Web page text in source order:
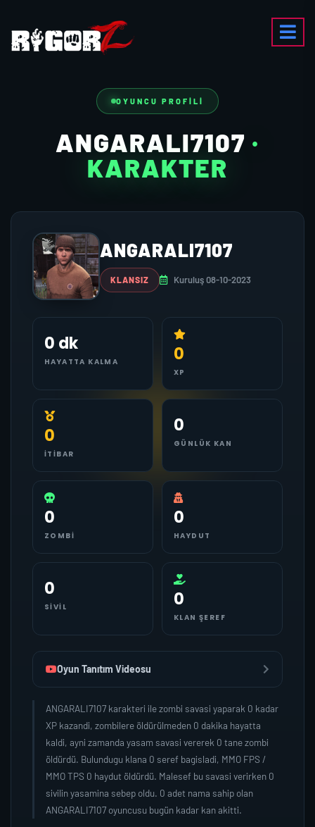
OYUNCU PROFILI
ANGARALI7107 ·
KARAKTER
ANGARALI7107
KLANSIZ Kuruluş 08-10-2023
0 dk
HAYATTA KALMA 0
XP
0
İTIBAR
0
GÜNLÜK KAN
0
ZOMBI
0
HAYDUT
0
SIVIL 0
KLAN ŞEREF
Oyun Tanıtım Videosu
ANGARALI7107 karakteri ile zombi savasi yaparak 0 kadar
XP kazandi, zombilere öldürülmeden 0 dakika hayatta
kaldi, ayni zamanda yasam savasi vererek 0 tane zombi
öldürdü. Bulundugu klana 0 seref bagisladi, MMO FPS /
MMO TPS 0 haydut öldürdü. Malesef bu savasi verirken 0
sivilin yasamina sebep oldu. 0 adet nama sahip olan
ANGARALI7107 oyuncusu bugün kadar kan akitti.